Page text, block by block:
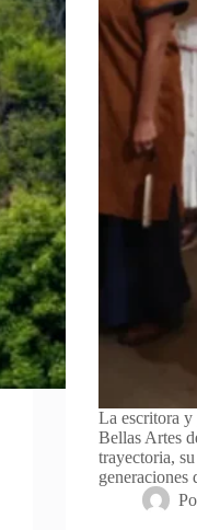
La escritora y
Bellas Artes
trayectoria,